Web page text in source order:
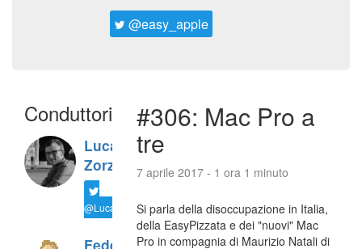
@easy_apple
Conduttori
Luca
Zorzi
@LucaTNT
Federico
#306: Mac Pro a
tre
7 aprile 2017 - 1 ora 1 minuto
Si parla della disoccupazione in Italia,
della EasyPizzata e dei "nuovi" Mac
Pro in compagnia di Maurizio Natali di